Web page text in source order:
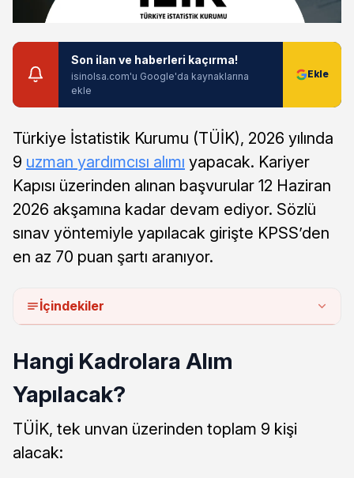
Son ilan ve haberleri kaçırma!
isinolsa.com'u Google'da kaynaklarına
ekle
Türkiye İstatistik Kurumu (TÜİK), 2026 yılında
9 uzman yardımcısı alımı yapacak. Kariyer
Kapısı üzerinden alınan başvurular 12 Haziran
2026 akşamına kadar devam ediyor. Sözlü
sınav yöntemiyle yapılacak girişte KPSS’den
en az 70 puan şartı aranıyor.
İçindekiler
Hangi Kadrolara Alım
Yapılacak?
TÜİK, tek unvan üzerinden toplam 9 kişi
alacak: